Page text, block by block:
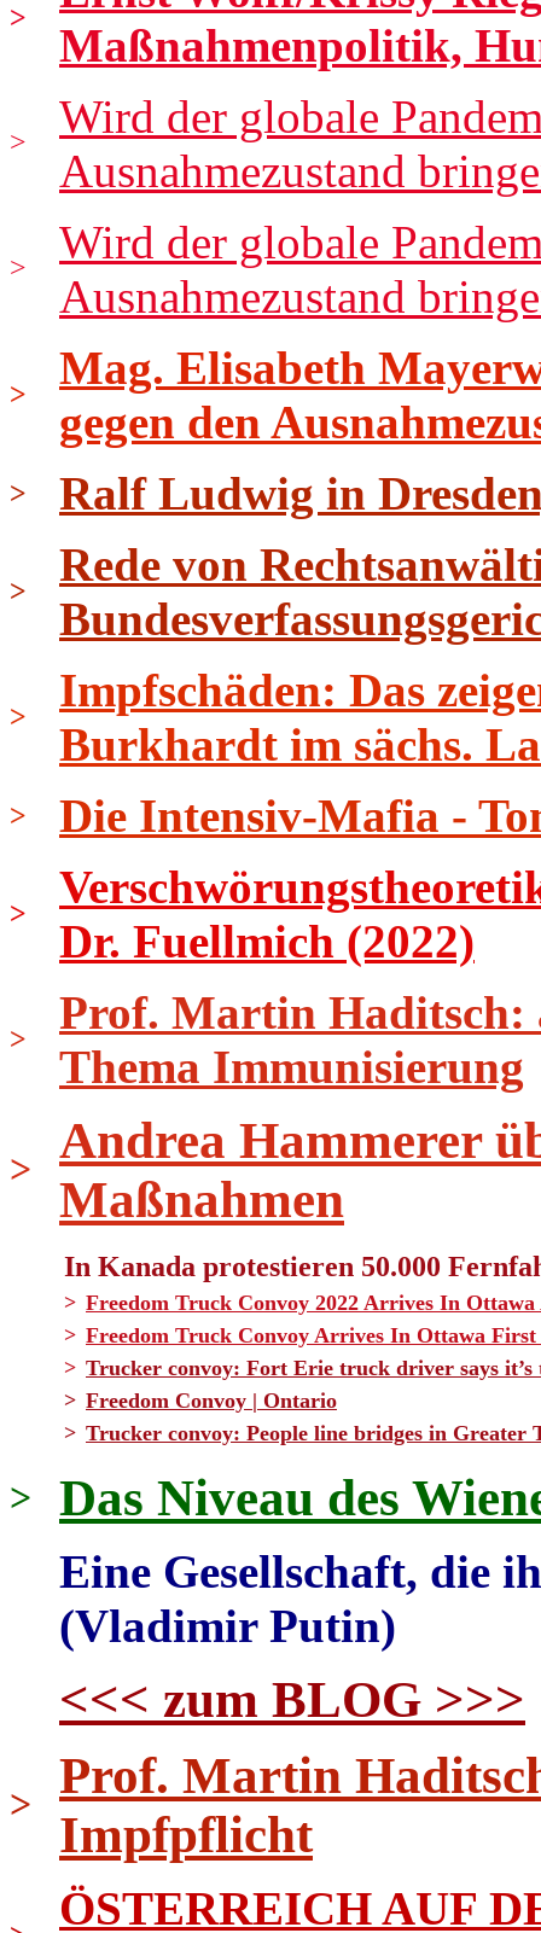
>
Maßnahmenpolitik,
>
Wird der globale
Ausnahmezustand
>
Wird der globale
Ausnahmezustand
>
Mag. Elisabeth
gegen den
> Ralf Ludwig in
>
Rede von
>
Impfschäden: Das
Burkhardt im sächs.
> Die Intensiv-Mafia -
>
Dr. Fuellmich (2022)
>
Prof. Martin Haditsch:
Thema Immunisierung
>
Andrea Hammerer
Maßnahmen
In Kanada protestieren 50.000
> Freedom Truck Convoy 2022 Arrives In
> Freedom Truck Convoy Arrives In Ottawa First
> Trucker convoy: Fort Erie truck driver says it’s
> Freedom Convoy | Ontario
> Trucker convoy: People line bridges in
> Das Niveau des
Eine Gesellschaft, die
(Vladimir Putin)
<<< zum BLOG >>>
>
Prof. Martin
Impfpflicht
ÖSTERREICH AUF